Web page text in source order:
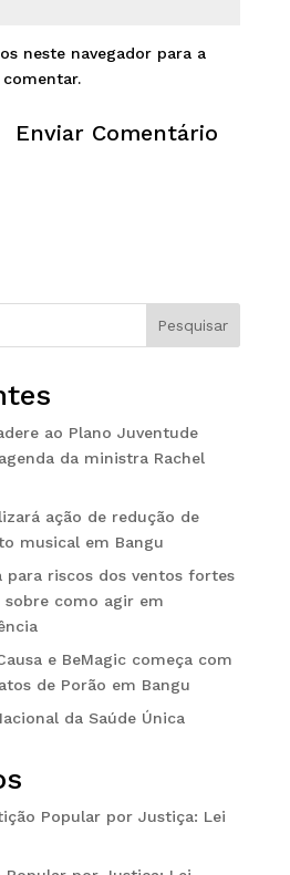
neste navegador para a
Pesquisar
ao Plano Juventude
da ministra Rachel
ação de redução de
musical em Bangu
para riscos dos ventos fortes
como agir em
e BeMagic começa com
de Porão em Bangu
da Saúde Única
Popular por Justiça: Lei